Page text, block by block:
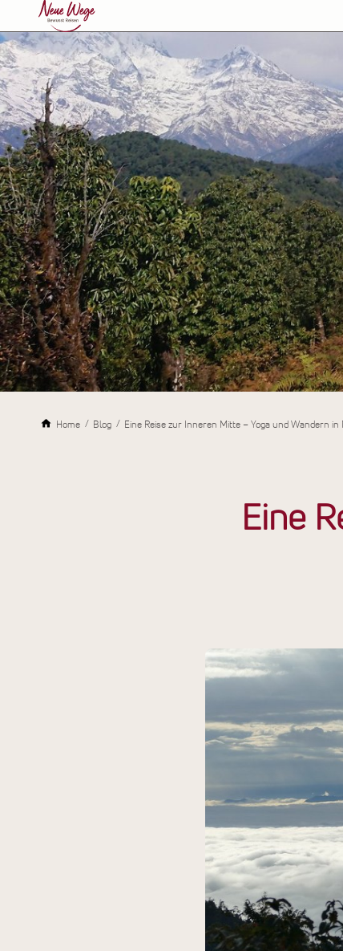
Home Blog Eine Reise zur Inneren Mitte – Yoga und Wandern in
Eine